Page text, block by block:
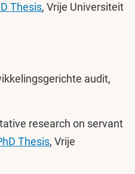
Thesis, Vrije Universiteit
audit,
research on servant
Thesis, Vrije